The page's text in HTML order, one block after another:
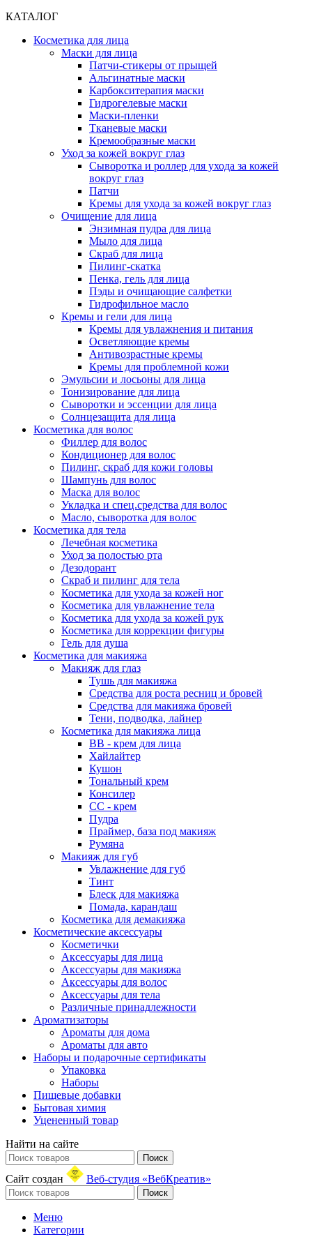
КАТАЛОГ
Косметика для лица
Маски для лица
Патчи-стикеры от прыщей
Альгинатные маски
Карбокситерапия маски
Гидрогелевые маски
Маски-пленки
Тканевые маски
Кремообразные маски
Уход за кожей вокруг глаз
Сыворотка и роллер для ухода за кожей
вокруг глаз
Патчи
Кремы для ухода за кожей вокруг глаз
Очищение для лица
Энзимная пудра для лица
Мыло для лица
Скраб для лица
Пилинг-скатка
Пенка, гель для лица
Пэды и очищающие салфетки
Гидрофильное масло
Кремы и гели для лица
Кремы для увлажнения и питания
Осветляющие кремы
Антивозрастные кремы
Кремы для проблемной кожи
Эмульсии и лосьоны для лица
Тонизирование для лица
Сыворотки и эссенции для лица
Солнцезащита для лица
Косметика для волос
Филлер для волос
Кондиционер для волос
Пилинг, скраб для кожи головы
Шампунь для волос
Маска для волос
Укладка и спец.средства для волос
Масло, сыворотка для волос
Косметика для тела
Лечебная косметика
Уход за полостью рта
Дезодорант
Скраб и пилинг для тела
Косметика для ухода за кожей ног
Косметика для увлажнение тела
Косметика для ухода за кожей рук
Косметика для коррекции фигуры
Гель для душа
Косметика для макияжа
Макияж для глаз
Тушь для макияжа
Средства для роста ресниц и бровей
Средства для макияжа бровей
Тени, подводка, лайнер
Косметика для макияжа лица
ВВ - крем для лица
Хайлайтер
Кушон
Тональный крем
Консилер
СС - крем
Пудра
Праймер, база под макияж
Румяна
Макияж для губ
Увлажнение для губ
Тинт
Блеск для макияжа
Помада, карандаш
Косметика для демакияжа
Косметические аксессуары
Косметички
Аксессуары для лица
Аксессуары для макияжа
Аксессуары для волос
Аксессуары для тела
Различные принадлежности
Ароматизаторы
Ароматы для дома
Ароматы для авто
Наборы и подарочные сертификаты
Упаковка
Наборы
Пищевые добавки
Бытовая химия
Уцененный товар
Найти на сайте
Поиск
Сайт создан Веб-студия «ВебКреатив»
Поиск
Меню
Категории